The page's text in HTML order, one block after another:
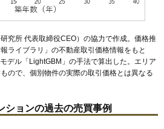
究所 代表取締役CEO）の協力で作成。価格推
ライブラリ 」の不動産取引価格情報をもと
デル「LightGBM」の手法で算出した。エリア
ので、個別物件の実際の取引価格とは異なる
ションの過去の売買事例